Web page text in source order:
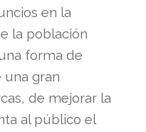
en la
la población
forma de
una gran
de mejorar la
al público el